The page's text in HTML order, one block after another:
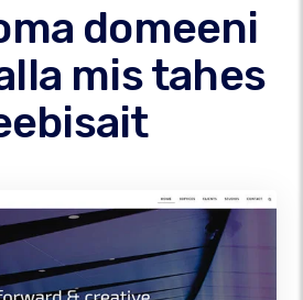
domeeni
mis tahes